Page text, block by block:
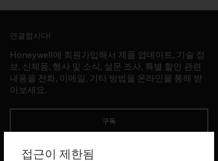
연결합시다!
Honeywell에 회원가입해서 제품 업데이트, 기술 정
보, 신제품, 행사 및 소식, 설문 조사, 특별 할인 관련
내용을 전화, 이메일, 기타 방법을 온라인을 통해 받
아보세요.
구독
제품접근이 제한됨